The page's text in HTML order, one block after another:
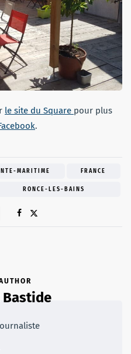
le site du Square pour plus
.
MARITIME FRANCE
RONCE-LES-BAINS